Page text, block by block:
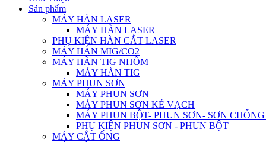
Sản phẩm
MÁY HÀN LASER
MÁY HÀN LASER
PHỤ KIỆN HÀN CẮT LASER
MÁY HÀN MIG/CO2
MÁY HÀN TIG NHÔM
MÁY HÀN TIG
MÁY PHUN SƠN
MÁY PHUN SƠN
MÁY PHUN SƠN KẺ VẠCH
MÁY PHUN BỘT- PHUN SƠN- SƠN
PHỤ KIỆN PHUN SƠN - PHUN BỘT
MÁY CẮT ỐNG